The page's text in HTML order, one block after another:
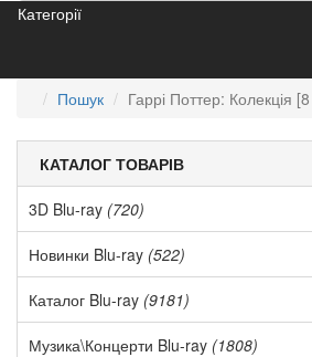
Категорії
Пошук Гаррі Поттер: Колекція
КАТАЛОГ ТОВАРІВ
3D Blu-ray (720)
Новинки Blu-ray (522)
Каталог Blu-ray (9181)
Музика\Концерти Blu-ray (1808)